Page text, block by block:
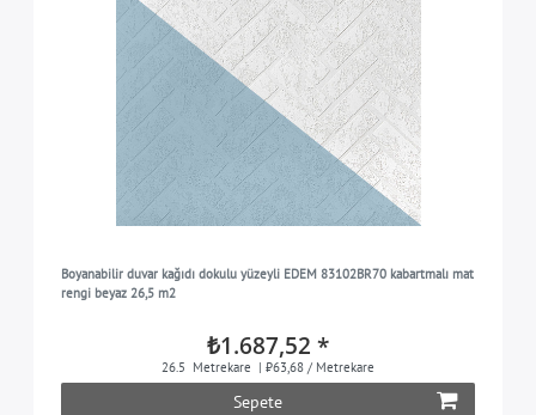
Boyanabilir duvar kağıdı dokulu yüzeyli EDEM 83102BR70 kabartmalı mat
rengi beyaz 26,5 m2
₺1.687,52 *
26.5 Metrekare | ₺63,68 / Metrekare
Sepete